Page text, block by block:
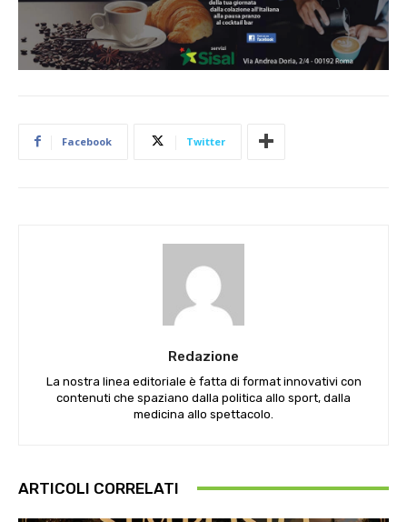
Facebook Twitter
Redazione
La nostra linea editoriale è fatta di format innovativi con
contenuti che spaziano dalla politica allo sport, dalla
medicina allo spettacolo.
ARTICOLI CORRELATI